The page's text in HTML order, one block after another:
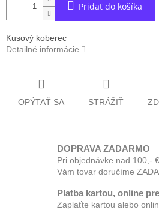
Pridať do košíka
Kusový koberec
Detailné informácie
OPÝTAŤ SA STRÁŽIŤ
DOPRAVA ZADARMO
Pri objednávke nad 100,- €
Vám tovar doručíme
Platba kartou, online
Zaplaťte kartou alebo